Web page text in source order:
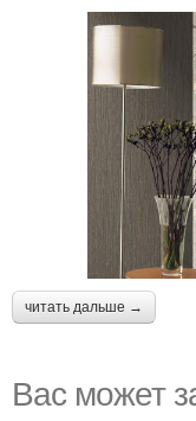
читать дальше →
Вас может